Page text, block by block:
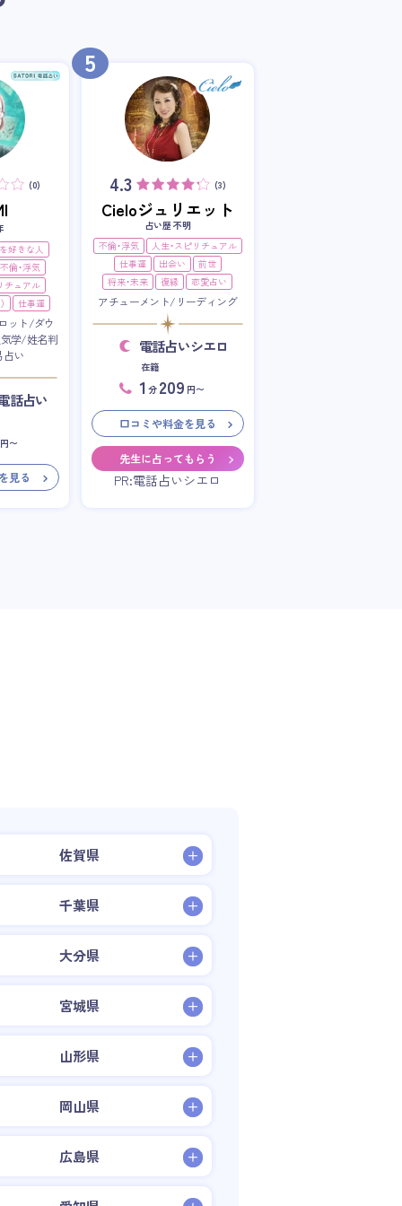
(0)
好きな人
不倫・浮気
チュアル
仕事運
ット/ダウ
学/姓名判
い
話占い
円〜
見る
5
4.3 (3)
Cieloジュリエット
占い歴 不明
不倫・浮気
人生・スピリチュアル
仕事運
出会い
前世
将来・未来
復縁 恋愛占い
アチューメント/リーディング
電話占いシエロ
在籍
1 分 209 円〜
口コミや料金を見る
先生に占ってもらう
PR:電話占いシエロ
佐賀県
千葉県
大分県
宮城県
山形県
岡山県
広島県